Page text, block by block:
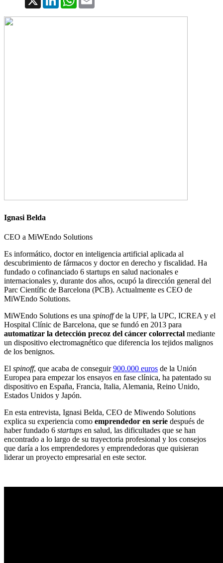
Ignasi Belda
CEO a MiWEndo Solutions
Es informático, doctor en inteligencia artificial aplicada al
descubrimiento de fármacos y doctor en derecho y fiscalidad. Ha
fundado o cofinanciado 6 startups en salud nacionales e
internacionales y, durante dos años, ocupó la dirección general del
Parc Científic de Barcelona (PCB). Actualmente es CEO de
MiWEndo Solutions.
MiWEndo Solutions es una spinoffde la UPF, la UPC, ICREA y el
Hospital Clínic de Barcelona, que se fundó en 2013 para
automatizar la detección precoz del cáncer colorrectal mediante
un dispositivo electromagnético que diferencia los tejidos malignos
de los benignos.
El spinoff, que acaba de conseguir900.000 euros de la Unión
Europea para empezar los ensayos en fase clínica, ha patentado su
dispositivo en España, Francia, Italia, Alemania, Reino Unido,
Estados Unidos y Japón.
En esta entrevista, Ignasi Belda, CEO de Miwendo Solutions
explica su experiencia como emprendedor en serie después de
haber fundado 6 startups en salud, las dificultades que se han
encontrado a lo largo de su trayectoria profesional y los consejos
que daría a los emprendedores y emprendedoras que quisieran
liderar un proyecto empresarial en este sector.